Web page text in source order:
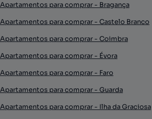
Apartamentos para comprar - Bragança
Apartamentos para comprar - Castelo Branco
Apartamentos para comprar - Coimbra
Apartamentos para comprar - Évora
Apartamentos para comprar - Faro
Apartamentos para comprar - Guarda
Apartamentos para comprar - Ilha da Graciosa